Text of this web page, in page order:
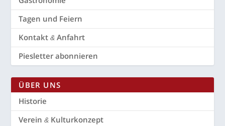
Tagen und Feiern
Kon­takt& Anfahrt
Pies­let­ter abonnieren
ÜBER UNS
His­to­rie
Ver­ein& Kulturkonzept